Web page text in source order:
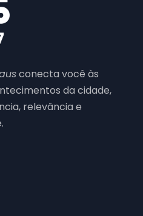
conecta você às
da cidade,
relevância e